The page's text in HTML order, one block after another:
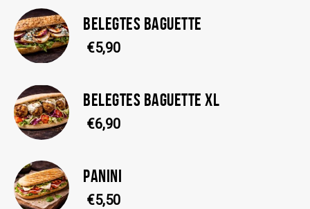
BELEGTES BAGUETTE
€5,90
BELEGTES BAGUETTE XL
€6,90
PANINI
€5,50